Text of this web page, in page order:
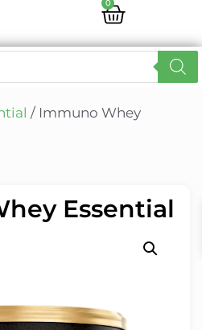
0
/ Immuno Whey
Essential